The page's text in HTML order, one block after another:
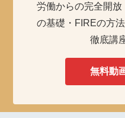
労働からの完全開
の基礎・FIREの方
徹底講
無料動